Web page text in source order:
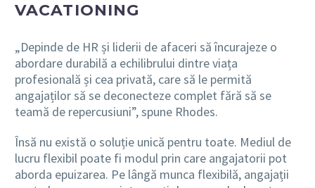
VACATIONING
„Depinde de HR și liderii de afaceri să încurajeze o
abordare durabilă a echilibrului dintre viața
profesională și cea privată, care să le permită
angajaților să se deconecteze complet fără să se
teamă de repercusiuni”, spune Rhodes.
Însă nu există o soluție unică pentru toate. Mediul de
lucru flexibil poate fi modul prin care angajatorii pot
aborda epuizarea. Pe lângă munca flexibilă, angajații